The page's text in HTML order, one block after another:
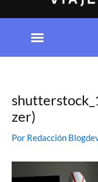
zer)
Por Redacción